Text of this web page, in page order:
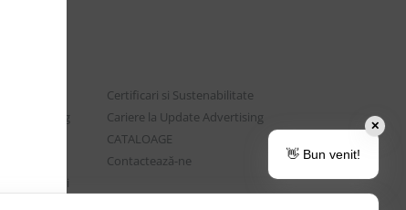
Advertising
si Intrebari
Certificari si Sustenabilitate
Cariere la Update Advertising
CATALOAGE
Contactează-ne
✕
👋 Bun venit!